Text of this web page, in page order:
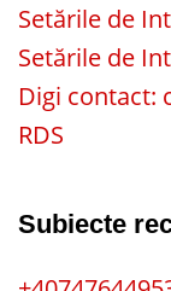
Setările de
Setările de
Digi contact:
RDS
Subiecte